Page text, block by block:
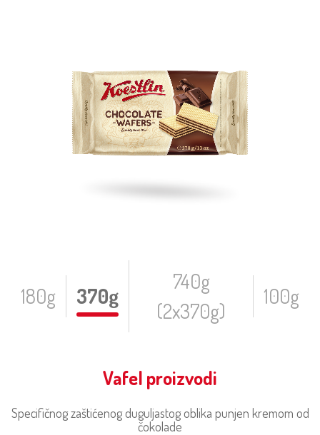
180g 370g
740g
(2x370g)
100g
Vafel proizvodi
Specifičnog zaštićenog duguljastog oblika punjen kremom od
čokolade